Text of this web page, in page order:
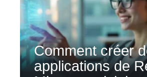
Comment créer
applications de